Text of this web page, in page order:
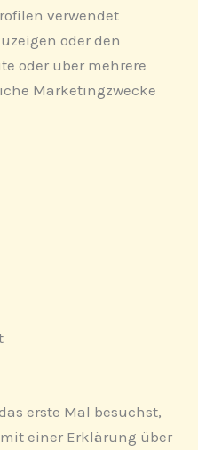
verwendet
oder den
oder über mehrere
Marketingzwecke
erste Mal besuchst,
einer Erklärung über